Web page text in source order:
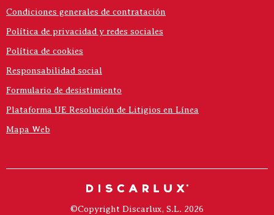
Condiciones generales de contratación
Política de privacidad y redes sociales
Política de cookies
Responsabilidad social
Formulario de desistimiento
Plataforma UE Resolución de Litigios en Línea
Mapa Web
©Copyright Discarlux, S.L. 2026